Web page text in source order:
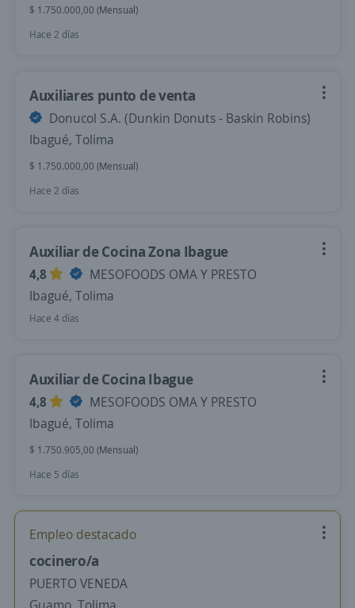
$ 1.750.000,00 (Mensual)
Hace 2 días
Auxiliares punto de venta
Donucol S.A. (Dunkin Donuts - Baskin Robins)
Ibagué, Tolima
$ 1.750.000,00 (Mensual)
Hace 2 días
Auxiliar de Cocina Zona Ibague
4,8
MESOFOODS OMA Y PRESTO
Ibagué, Tolima
Hace 4 días
Auxiliar de Cocina Ibague
4,8
MESOFOODS OMA Y PRESTO
Ibagué, Tolima
$ 1.750.905,00 (Mensual)
Hace 5 días
Empleo destacado
cocinero/a
PUERTO VENEDA